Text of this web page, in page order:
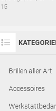
15
Brillen aller Art
Accessoires